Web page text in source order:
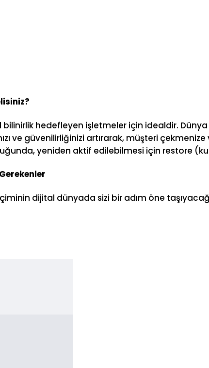
hedefleyen işletmeler için idealdir.
ve güvenilirliğinizi artırarak, müşteri
yeniden aktif edilebilmesi için restore
dijital dünyada sizi bir adım öne